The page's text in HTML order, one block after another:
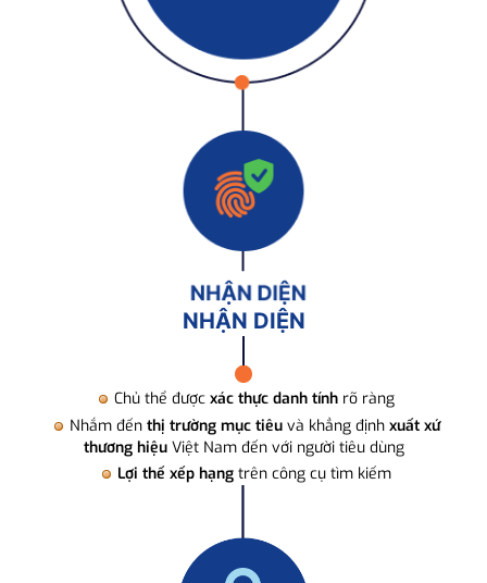
NHẬN DIỆN
Chủ thể được xác thực danh tính rõ ràng
Nhắm đến thị trường mục tiêuvà khẳng định xuất xứ
thương hiệuViệt Nam đến với người tiêu dùng
Lợi thế xếp hạng trên công cụ tìm kiếm